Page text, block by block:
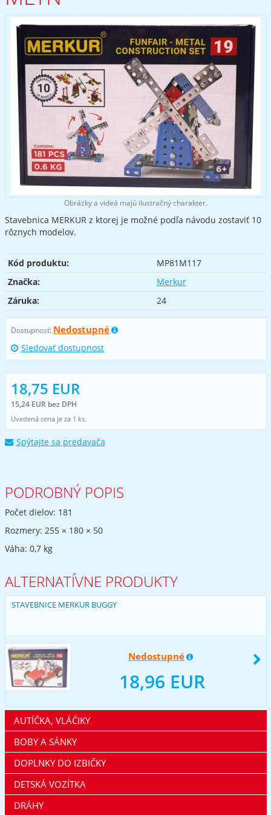
Obrázky a videá majú ilustračný charakter.
Stavebnica MERKUR z ktorej je možné podľa návodu zostaviť 10
rôznych modelov.
Kód produktu:
MP81M117
Značka:
Merkur
Záruka:
24
Dostupnosť: Nedostupné
Sledovať dostupnost
18,75 EUR
15,24 EUR bez DPH
Uvedená cena je za 1 ks.
Spýtajte sa predavača
PODROBNÝ POPIS
Počet dielov: 181
Rozmery: 255 × 180 × 50
Váha: 0,7 kg
ALTERNATÍVNE PRODUKTY
STAVEBNICE MERKUR BUGGY
Nedostupné
18,96 EUR
AUTÍČKA, VLÁČIKY
BOBY A SÁNKY
DOPLNKY DO IZBIČKY
DETSKÁ VOZÍTKA
DRÁHY